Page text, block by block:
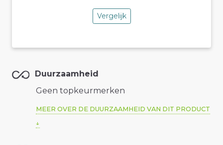
Vergelijk
Duurzaamheid
Geen topkeurmerken
MEER OVER DE DUURZAAMHEID VAN DIT PRODUCT